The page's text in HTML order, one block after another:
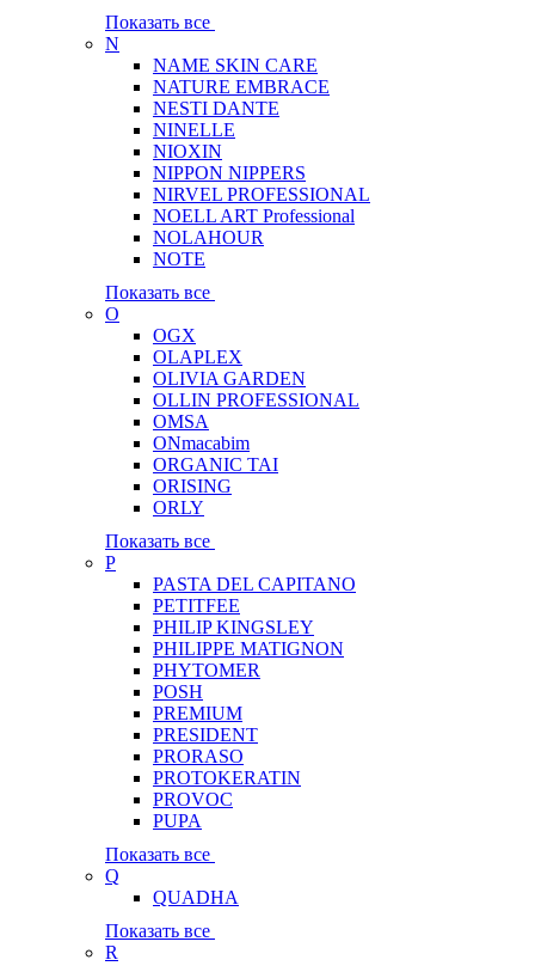
Показать все
N
NAME SKIN CARE
NATURE EMBRACE
NESTI DANTE
NINELLE
NIOXIN
NIPPON NIPPERS
NIRVEL PROFESSIONAL
NOELL ART Professional
NOLAHOUR
NOTE
Показать все
O
OGX
OLAPLEX
OLIVIA GARDEN
OLLIN PROFESSIONAL
OMSA
ONmacabim
ORGANIC TAI
ORISING
ORLY
Показать все
P
PASTA DEL CAPITANO
PETITFEE
PHILIP KINGSLEY
PHILIPPE MATIGNON
PHYTOMER
POSH
PREMIUM
PRESIDENT
PRORASO
PROTOKERATIN
PROVOC
PUPA
Показать все
Q
QUADHA
Показать все
R